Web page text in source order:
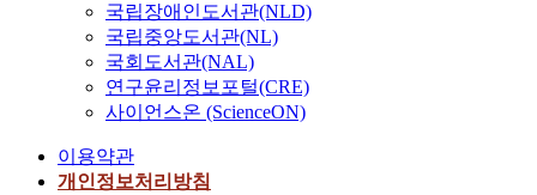
국립장애인도서관(NLD)
국립중앙도서관(NL)
국회도서관(NAL)
연구윤리정보포털(CRE)
사이언스온 (ScienceON)
이용약관
개인정보처리방침